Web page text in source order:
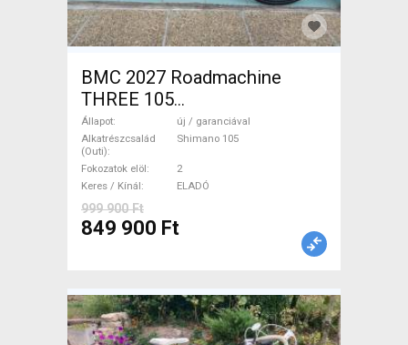
BMC 2027 Roadmachine
THREE 105
(47,51,54,56,58,61) Országúti
Shimano 105 tárcsafék új /
garanciával ELADÓ
Állapot
új / garanciával
Alkatrészcsalád
(Outi)
Shimano 105
Fokozatok elöl
2
Keres / Kínál
ELADÓ
999 900 Ft
849 900 Ft